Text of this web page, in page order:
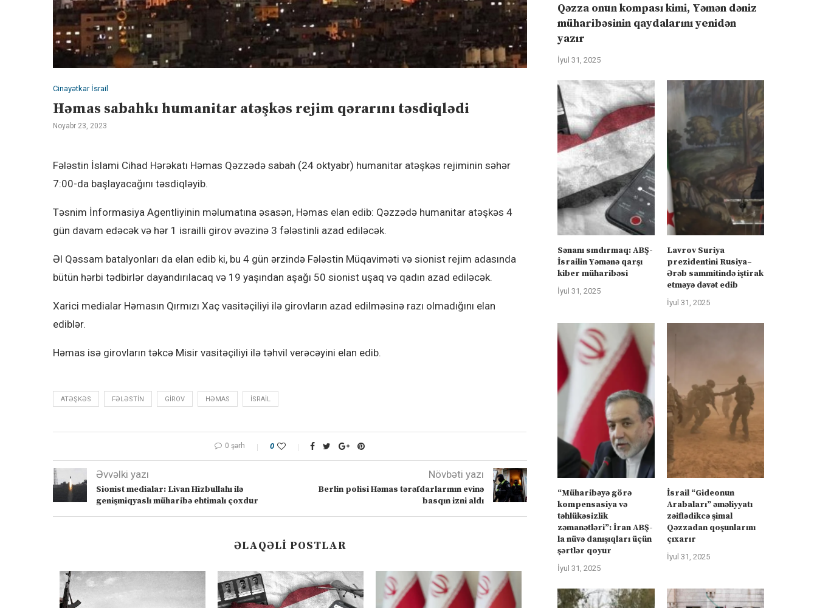
Cinayətkar İsrail
Həmas sabahkı humanitar atəşkəs rejim qərarını təsdiqlədi
Noyabr 23, 2023
Fələstin İslami Cihad Hərəkatı Həmas Qəzzədə sabah (24 oktyabr) humanitar atəşkəs rejiminin səhər
7:00-da başlayacağını təsdiqləyib.
Təsnim İnformasiya Agentliyinin məlumatına əsasən, Həmas elan edib: Qəzzədə humanitar atəşkəs 4
gün davam edəcək və hər 1 israilli girov əvəzinə 3 fələstinli azad ediləcək.
Əl Qəssam batalyonları da elan edib ki, bu 4 gün ərzində Fələstin Müqaviməti və sionist rejim adasında
bütün hərbi tədbirlər dayandırılacaq və 19 yaşından aşağı 50 sionist uşaq və qadın azad ediləcək.
Xarici medialar Həmasın Qırmızı Xaç vasitəçiliyi ilə girovların azad edilməsinə razı olmadığını elan
ediblər.
Həmas isə girovların təkcə Misir vasitəçiliyi ilə təhvil verəcəyini elan edib.
ATƏŞKƏS FƏLƏSTIN GIROV HƏMAS ISRAIL
0 şərh 0
Əvvəlki yazı
Sionist medialar: Livan Hizbullahı ilə
genişmiqyaslı müharibə ehtimalı çoxdur
Növbəti yazı
Berlin polisi Həmas tərəfdarlarının evinə
basqın izni aldı
ƏLAQƏLI POSTLAR
Qəzza onun kompası kimi, Yəmən dəniz
müharibəsinin qaydalarını yenidən
yazır
İyul 31, 2025
Sənanı sındırmaq: ABŞ-
İsrailin Yəmənə qarşı
kiber müharibəsi
İyul 31, 2025
Lavrov Suriya
prezidentini Rusiya–
Ərəb sammitində iştirak
etməyə dəvət edib
İyul 31, 2025
“Müharibəyə görə
kompensasiya və
təhlükəsizlik
zəmanətləri”: İran ABŞ-
la nüvə danışıqları üçün
şərtlər qoyur
İyul 31, 2025
İsrail “Gideonun
Arabaları” əməliyyatı
zəiflədikcə şimal
Qəzzadan qoşunlarını
çıxarır
İyul 31, 2025